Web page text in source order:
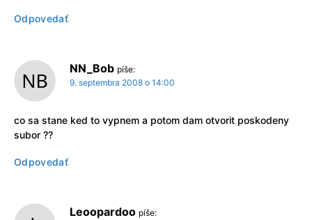
Odpovedať
NN_Bob píše:
9. septembra 2008 o 14:00
co sa stane ked to vypnem a potom dam otvorit poskodeny
subor ??
Odpovedať
Leoopardoo píše: